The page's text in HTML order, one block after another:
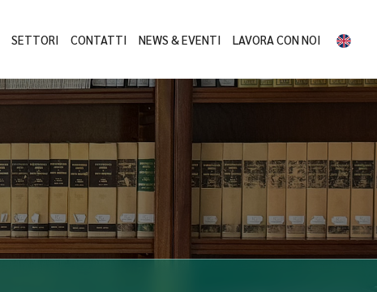
SETTORI CONTATTI NEWS & EVENTI LAVORA CON NOI